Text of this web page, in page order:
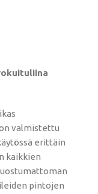
valmistettu
erittäin
kaikkien
pintojen